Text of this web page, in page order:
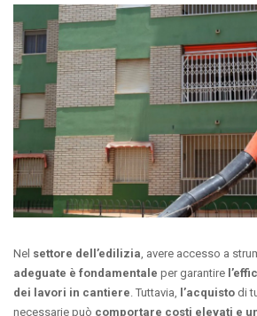
Nel settore dell’edilizia , avere accesso a
adeguate è fondamentale per garantire
dei lavori in cantiere . Tuttavia, l’acquisto di
necessarie può comportare costi elevati e